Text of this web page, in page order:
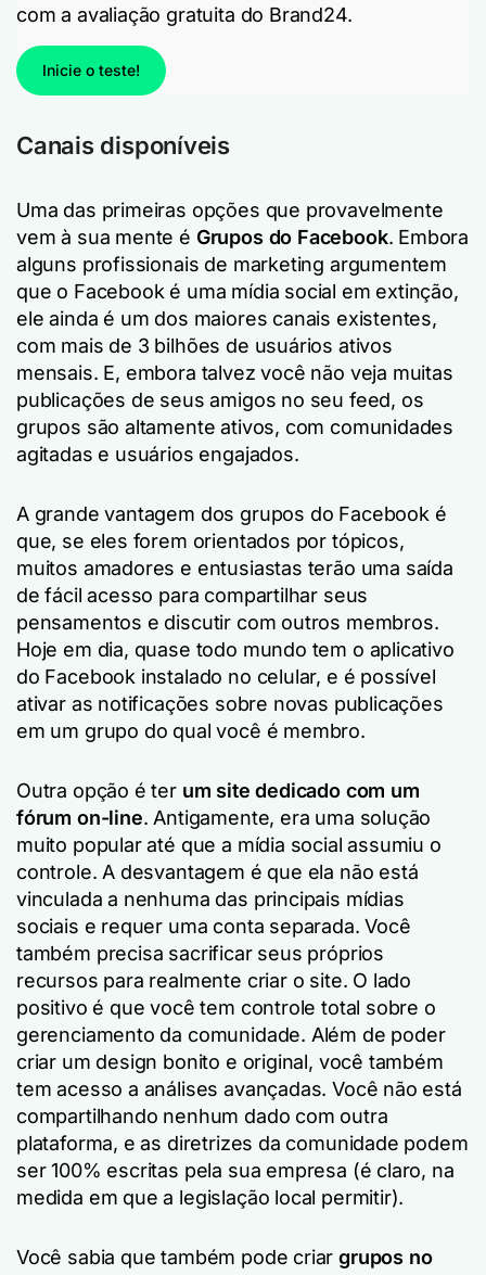
com a avaliação gratuita do Brand24.
Inicie o teste!
Canais disponíveis
Uma das primeiras opções que provavelmente
vem à sua mente é Grupos do Facebook. Embora
alguns profissionais de marketing argumentem
que o Facebook é uma mídia social em extinção,
ele ainda é um dos maiores canais existentes,
com mais de 3 bilhões de usuários ativos
mensais. E, embora talvez você não veja muitas
publicações de seus amigos no seu feed, os
grupos são altamente ativos, com comunidades
agitadas e usuários engajados.
A grande vantagem dos grupos do Facebook é
que, se eles forem orientados por tópicos,
muitos amadores e entusiastas terão uma saída
de fácil acesso para compartilhar seus
pensamentos e discutir com outros membros.
Hoje em dia, quase todo mundo tem o aplicativo
do Facebook instalado no celular, e é possível
ativar as notificações sobre novas publicações
em um grupo do qual você é membro.
Outra opção é ter um site dedicado com um
fórum on-line. Antigamente, era uma solução
muito popular até que a mídia social assumiu o
controle. A desvantagem é que ela não está
vinculada a nenhuma das principais mídias
sociais e requer uma conta separada. Você
também precisa sacrificar seus próprios
recursos para realmente criar o site. O lado
positivo é que você tem controle total sobre o
gerenciamento da comunidade. Além de poder
criar um design bonito e original, você também
tem acesso a análises avançadas. Você não está
compartilhando nenhum dado com outra
plataforma, e as diretrizes da comunidade podem
ser 100% escritas pela sua empresa (é claro, na
medida em que a legislação local permitir).
Você sabia que também pode criargrupos no